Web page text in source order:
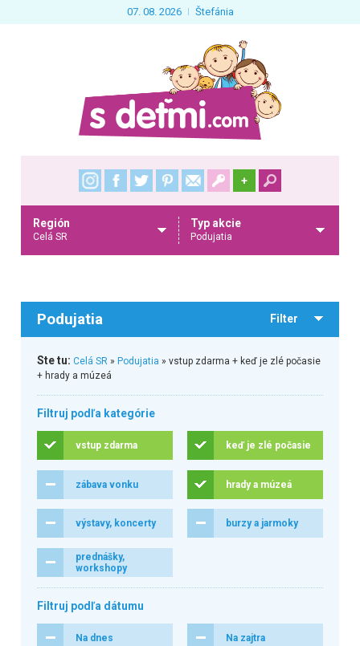
07. 08. 2026 Štefánia
+
Región
Celá SR
Typ akcie
Podujatia
Podujatia Filter
Ste tu: Celá SR» Podujatia » vstup zdarma + keď je zlé počasie
+ hrady a múzeá
Filtruj podľa kategórie
vstup zdarma keď je zlé počasie
zábava vonku hrady a múzeá
výstavy, koncerty burzy a jarmoky
prednášky,
workshopy
Filtruj podľa dátumu
Na dnes Na zajtra